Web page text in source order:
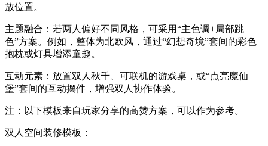
放位置。
主题融合：若两人偏好不同风格，可采用“主色调+局部跳
色”方案。例如，整体为北欧风，通过“幻想奇境”套间的彩色
抱枕或灯具增添童趣。
互动元素：放置双人秋千、可联机的游戏桌，或“点亮魔仙
堡”套间的互动摆件，增强双人协作体验。
注：以下模板来自玩家分享的高赞方案，可以作为参考。
双人空间装修模板：